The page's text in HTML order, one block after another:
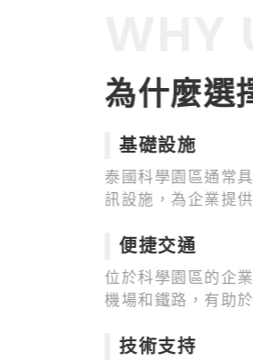
為什麼選
基礎設施
泰國科學園區通常
訊設施，為企業提
便捷交通
位於科學園區的企
機場和鐵路，有助
技術支持